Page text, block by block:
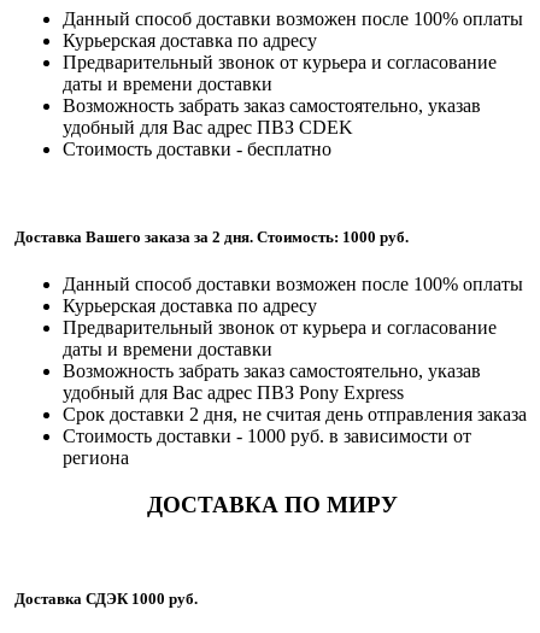
Данный способ доставки возможен после 100% оплаты
Курьерская доставка по адресу
Предварительный звонок от курьера и согласование
даты и времени доставки
Возможность забрать заказ самостоятельно, указав
удобный для Вас адрес ПВЗ CDEK
Стоимость доставки - бесплатно
Доставка Вашего заказа за 2 дня. Стоимость: 1000 руб.
Данный способ доставки возможен после 100% оплаты
Курьерская доставка по адресу
Предварительный звонок от курьера и согласование
даты и времени доставки
Возможность забрать заказ самостоятельно, указав
удобный для Вас адрес ПВЗ Pony Express
Срок доставки 2 дня, не считая день отправления заказа
Стоимость доставки - 1000 руб. в зависимости от
региона
ДОСТАВКА ПО МИРУ
Доставка СДЭК 1000 руб.